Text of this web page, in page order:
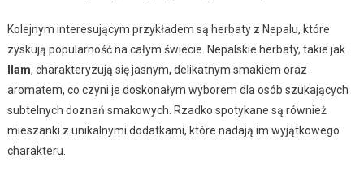
Kolejnym interesującym przykładem są herbaty z Nepalu, które
zyskują popularność na całym świecie. Nepalskie herbaty, takie jak
Ilam, charakteryzują się jasnym, delikatnym smakiem oraz
aromatem, co czyni je doskonałym wyborem dla osób szukających
subtelnych doznań smakowych. Rzadko spotykane są również
mieszanki z unikalnymi dodatkami, które nadają im wyjątkowego
charakteru.